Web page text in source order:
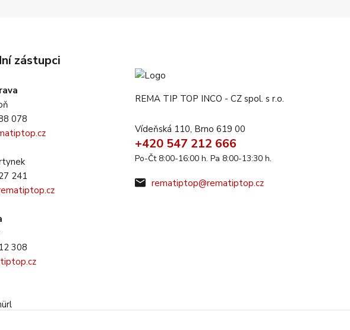
zástupci
078
241
308
REMA TIP TOP INCO - CZ spol. s r.o.
Vídeňská 110, Brno 619 00
+420 547 212 666
Po-Čt 8:00-16:00 h. Pa 8:00-13:30 h.
rematiptop@rematiptop.cz